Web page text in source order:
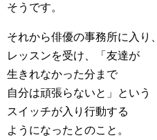
そうです。
それから俳優の事務所に入り、
レッスンを受け、「友達が
生きれなかった分まで
自分は頑張らないと」という
スイッチが入り行動する
ようになったとのこと。